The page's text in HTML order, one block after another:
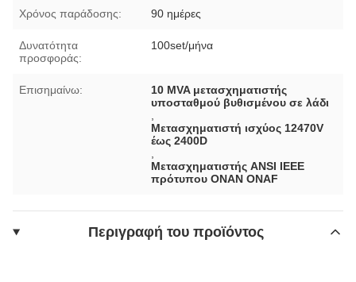
Χρόνος παράδοσης: 90 ημέρες
Δυνατότητα
προσφοράς:
100set/μήνα
Επισημαίνω:
10 MVA μετασχηματιστής
υποσταθμού βυθισμένου σε λάδι
Μετασχηματιστή ισχύος 12470V
έως 2400D
Μετασχηματιστής ANSI IEEE
πρότυπου ONAN ONAF
Περιγραφή του προϊόντος